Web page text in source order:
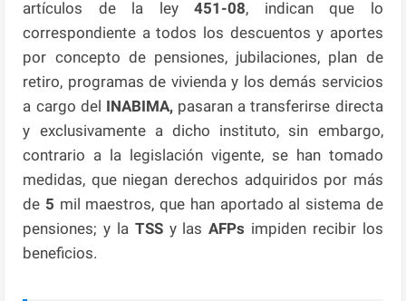
artículos de la ley451-08, indican que lo
correspondiente a todos los descuentos y aportes
por concepto de pensiones, jubilaciones, plan de
retiro, programas de vivienda y los demás servicios
a cargo del INABIMA,pasaran a transferirse directa
y exclusivamente a dicho instituto, sin embargo,
contrario a la legislación vigente, se han tomado
medidas, que niegan derechos adquiridos por más
de 5 mil maestros, que han aportado al sistema de
pensiones; y la TSSy lasAFPs impiden recibir los
beneficios.